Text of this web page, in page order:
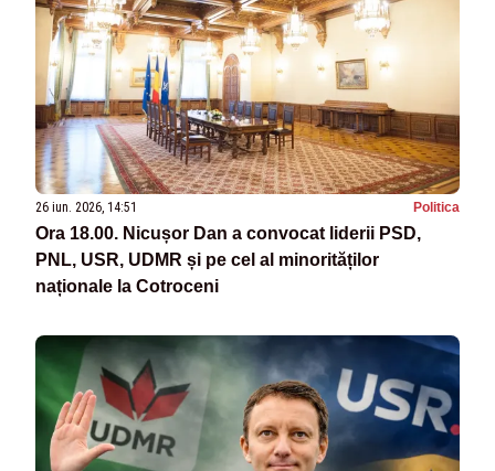
26 iun. 2026, 14:51 Politica
Ora 18.00. Nicușor Dan a convocat liderii PSD,
PNL, USR, UDMR și pe cel al minorităților
naționale la Cotroceni